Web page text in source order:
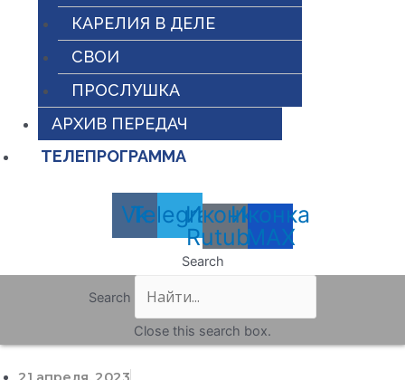
КАРЕЛИЯ В ДЕЛЕ
СВОИ
ПРОСЛУШКА
АРХИВ ПЕРЕДАЧ
ТЕЛЕПРОГРАММА
Vk
Telegram
Иконка
Rutube
Иконка
MAX
Search
Search
Close this search box.